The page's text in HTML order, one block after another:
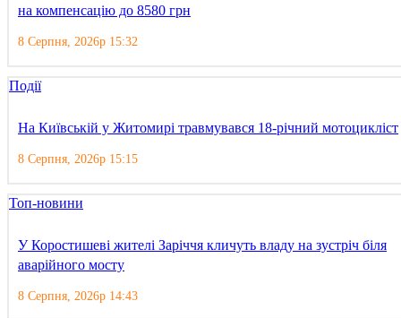
на компенсацію до 8580 грн
8 Серпня, 2026р 15:32
Події
На Київській у Житомирі травмувався 18-річний мотоцикліст
8 Серпня, 2026р 15:15
Топ-новини
У Коростишеві жителі Заріччя кличуть владу на зустріч біля
аварійного мосту
8 Серпня, 2026р 14:43